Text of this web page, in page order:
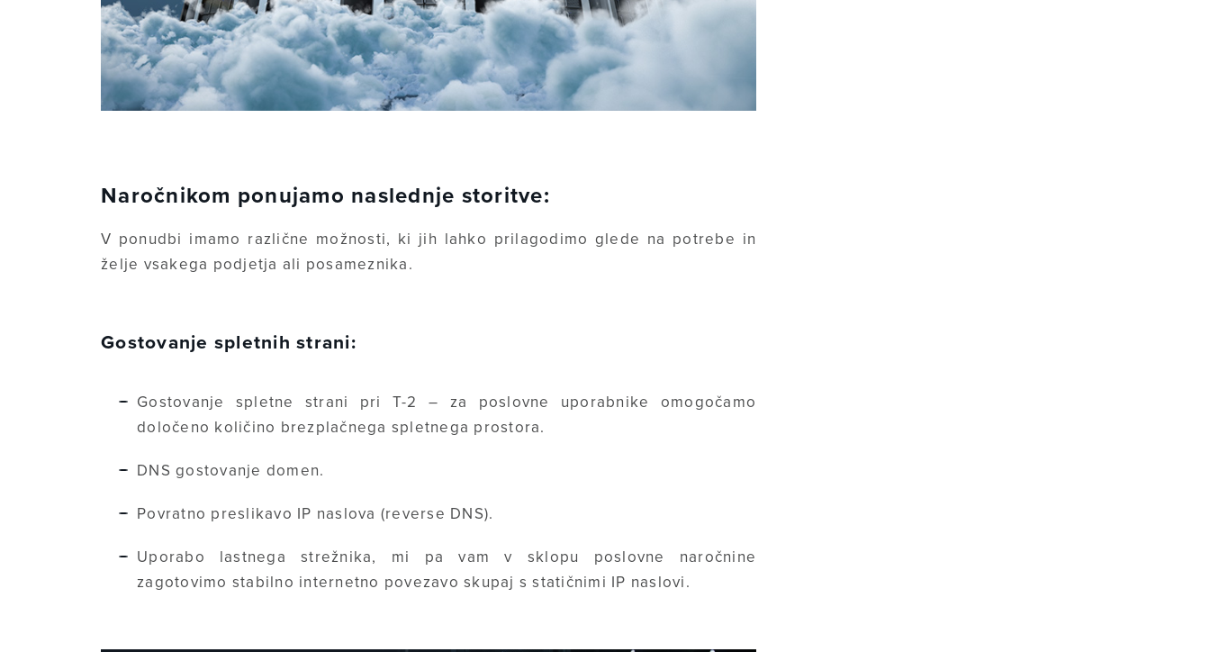
Naročnikom ponujamo naslednje storitve:
V ponudbi imamo različne možnosti, ki jih lahko prilagodimo glede na potrebe in
želje vsakega podjetja ali posameznika.
Gostovanje spletnih strani:
Gostovanje spletne strani pri T-2 – za poslovne uporabnike omogočamo
določeno količino brezplačnega spletnega prostora.
DNS gostovanje domen.
Povratno preslikavo IP naslova (reverse DNS).
Uporabo lastnega strežnika, mi pa vam v sklopu poslovne naročnine
zagotovimo stabilno internetno povezavo skupaj s statičnimi IP naslovi.